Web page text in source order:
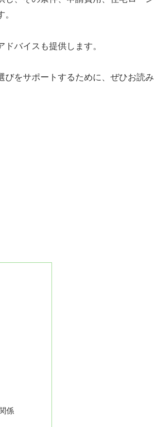
バイスも提供します。
びをサポートするために、ぜひお読み
係